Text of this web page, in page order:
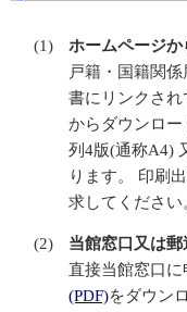
(1)
ホームページ
戸籍・国籍関
書にリンクされ
からダウンロ
列4版(通称A4)
ります。 印刷
求してください
(2)
当館窓口又は郵
直接当館窓口
(PDF)をダウン